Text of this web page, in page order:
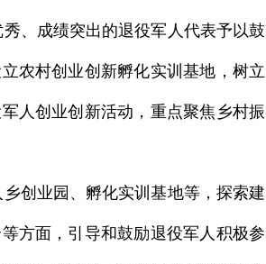
、成绩突出的退役军人代表予以鼓
农村创业创新孵化实训基地，树立
人创业创新活动，重点聚焦乡村振
创业园 、 孵化实训基地等，探索建
方面，引导和鼓励退役军人积极参